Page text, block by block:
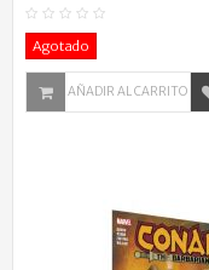
Agotado
AÑADIR AL CARRITO